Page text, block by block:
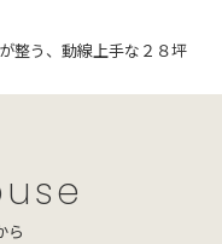
整う、動線上手な２８坪
ら